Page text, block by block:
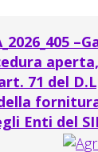
71 del
della
Enti del